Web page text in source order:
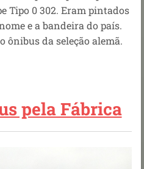
Tipo 0 302. Eram pintados
e a bandeira do país.
ônibus da seleção alemã.
pela Fábrica